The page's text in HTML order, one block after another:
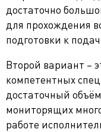
достаточно
для прохождения
подготовки к
Второй вариант –
компетентных
достаточный
мониторящих
работе